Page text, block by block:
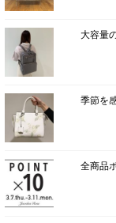
大容量
季節を
全商品